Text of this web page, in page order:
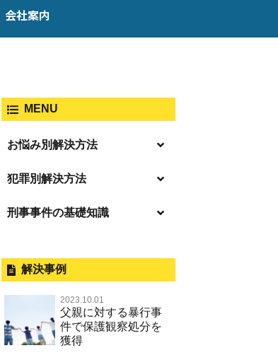
会社案内
MENU
お悩み別解決方法
逮捕の不安や悩み
無実・無罪を証明してほしい
示談で解決してほしい
執行猶予にしてほしい
犯罪別解決方法
事件別－暴力事件
過失致死・過失傷害
器物損壊
脅迫・強要
業務妨害罪
性犯罪 TOP
淫行・援助交際（児童買春、淫行
条例、児童福祉法違反）
不同意性交等罪（旧 強制性交等
事件別－財産犯
財産犯 TOP
横領 背任
事件別－薬物事件
薬物事件 TOP
事件別－交通違反・交通事故
刑事事件の基礎知識
刑事裁判の概要・手続
公務員の逮捕・刑事事件
控訴・上告
国選弁護士と私選弁護士の違い
解決事例
2023.10.01
父親に対する暴行事
件で保護観察処分を
獲得